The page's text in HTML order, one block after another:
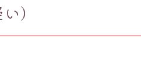
）